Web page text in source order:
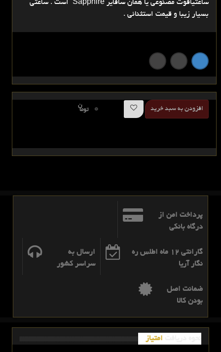
ساعتیاقوت مصنوعی یا همان سافایر Sapphire است . ساعتی
بسیار زیبا و قیمت استثنائی .
افزودن به سبد خرید توما
ن 0
پرداخت امن از
درگاه بانکی
گارانتی 12 ماه اطلس ره
نگار آریا
ارسال به
سراسر کشور
ضمانت اصل
بودن کالا
امتیاز